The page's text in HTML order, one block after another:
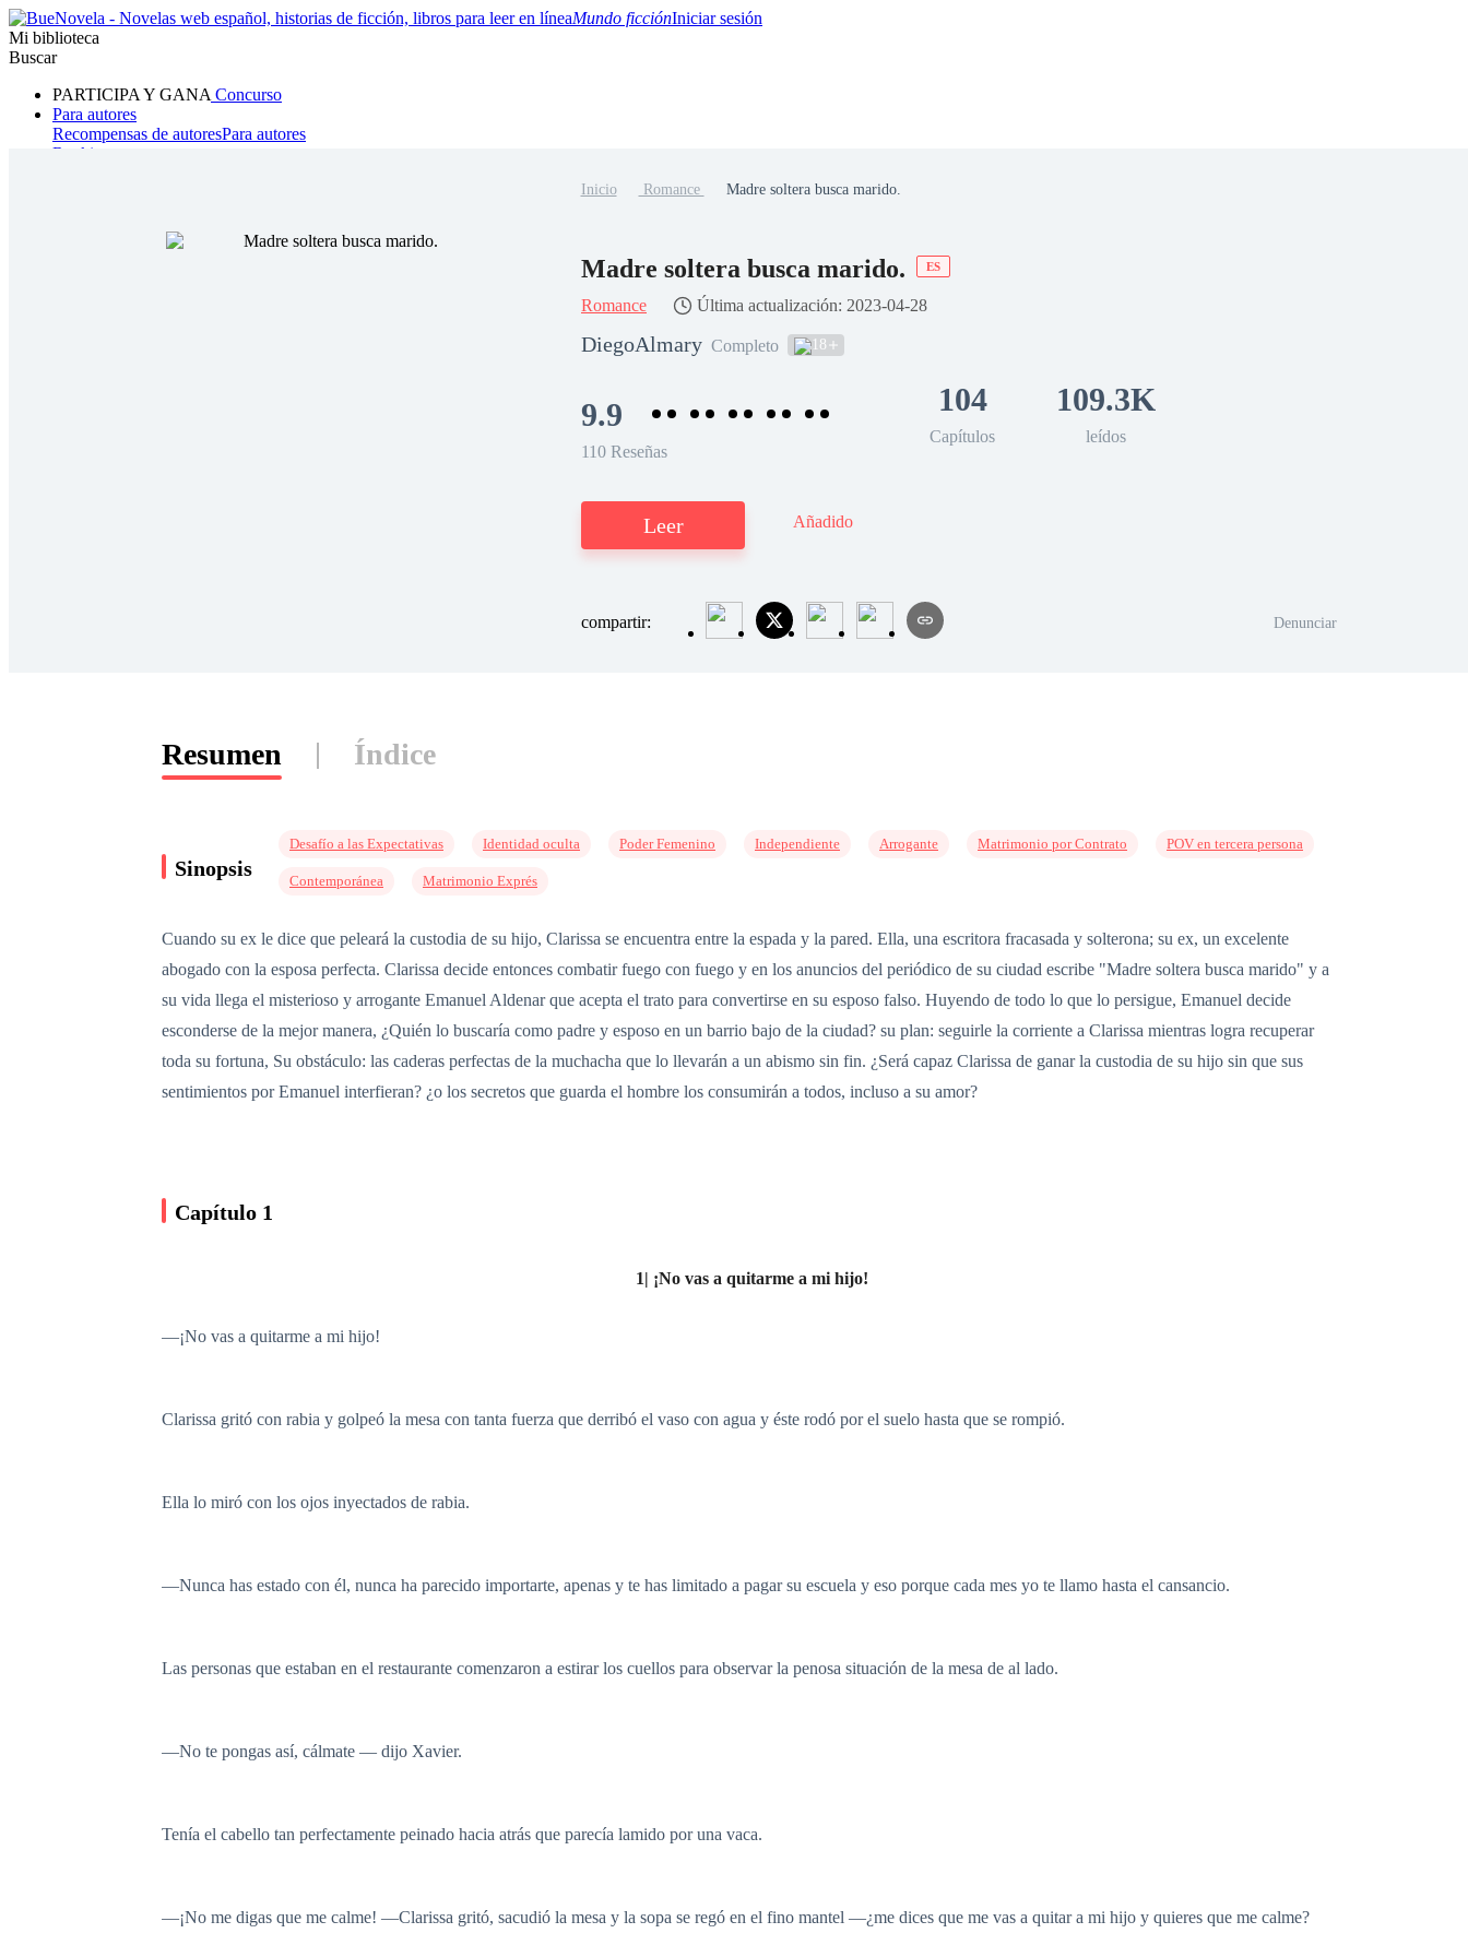
Mundo ficciónIniciar sesión
Mi biblioteca
Buscar
PARTICIPA Y GANA Concurso
Para autores
Recompensas de autoresPara autores
Ranking
Hombre loboMafia Sistema Urbano
Inicio Romance Madre soltera busca marido.
Madre soltera busca marido. ES
Romance Última actualización: 2023-04-28
DiegoAlmary Completo 18
9.9
110 Reseñas
104
Capítulos
109.3K
leídos
Leer Añadido
compartir: Denunciar
Resumen Índice
Sinopsis
Desafío a las Expectativas Identidad oculta Poder Femenino Independiente Arrogante Matrimonio por Contrato POV en tercera persona
Contemporánea Matrimonio Exprés
Cuando su ex le dice que peleará la custodia de su hijo, Clarissa se encuentra entre la espada y la pared. Ella, una escritora fracasada y solterona; su ex, un excelente
abogado con la esposa perfecta. Clarissa decide entonces combatir fuego con fuego y en los anuncios del periódico de su ciudad escribe "Madre soltera busca marido" y a
su vida llega el misterioso y arrogante Emanuel Aldenar que acepta el trato para convertirse en su esposo falso. Huyendo de todo lo que lo persigue, Emanuel decide
esconderse de la mejor manera, ¿Quién lo buscaría como padre y esposo en un barrio bajo de la ciudad? su plan: seguirle la corriente a Clarissa mientras logra recuperar
toda su fortuna, Su obstáculo: las caderas perfectas de la muchacha que lo llevarán a un abismo sin fin. ¿Será capaz Clarissa de ganar la custodia de su hijo sin que sus
sentimientos por Emanuel interfieran? ¿o los secretos que guarda el hombre los consumirán a todos, incluso a su amor?
Capítulo 1
1| ¡No vas a quitarme a mi hijo!
—¡No vas a quitarme a mi hijo!
Clarissa gritó con rabia y golpeó la mesa con tanta fuerza que derribó el vaso con agua y éste rodó por el suelo hasta que se rompió.
Ella lo miró con los ojos inyectados de rabia.
—Nunca has estado con él, nunca ha parecido importarte, apenas y te has limitado a pagar su escuela y eso porque cada mes yo te llamo hasta el cansancio.
Las personas que estaban en el restaurante comenzaron a estirar los cuellos para observar la penosa situación de la mesa de al lado.
—No te pongas así, cálmate — dijo Xavier.
Tenía el cabello tan perfectamente peinado hacia atrás que parecía lamido por una vaca.
—¡No me digas que me calme! —Clarissa gritó, sacudió la mesa y la sopa se regó en el fino mantel —¿me dices que me vas a quitar a mi hijo y quieres que me calme?